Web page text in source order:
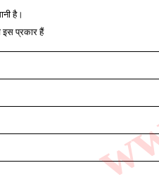
है।
इस प्रकार हैं